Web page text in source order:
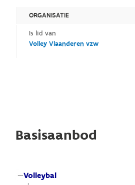
ORGANISATIE
Is lid van
Volley Vlaanderen vzw
Basisaanbod
Volleybal